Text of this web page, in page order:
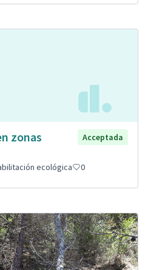
zonas
Acceptada
ecológica 0